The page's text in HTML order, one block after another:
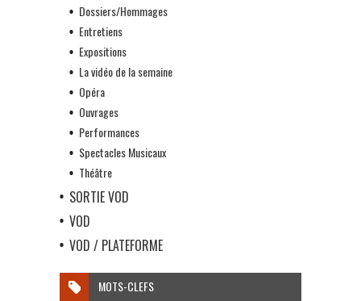
Dossiers/Hommages
Entretiens
Expositions
La vidéo de la semaine
Opéra
Ouvrages
Performances
Spectacles Musicaux
Théâtre
SORTIE VOD
VOD
VOD / PLATEFORME
MOTS-CLEFS